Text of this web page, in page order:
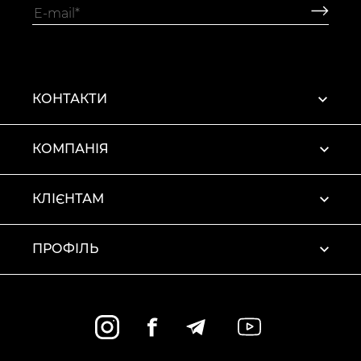
КОНТАКТИ
КОМПАНІЯ
КЛІЄНТАМ
ПРОФІЛЬ